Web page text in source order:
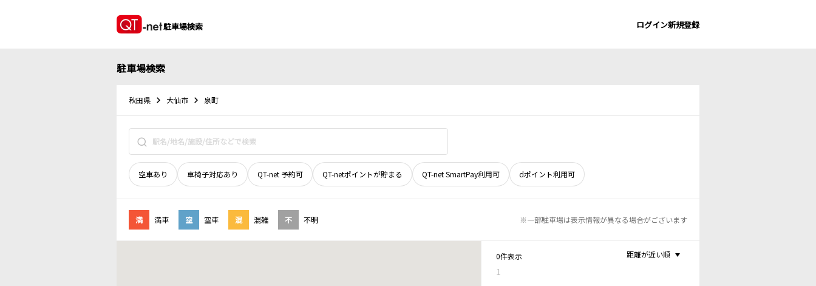
駐車場検索 ログイン新規登録
駐車場検索
秋田県 大仙市 泉町
空車あり 車椅子対応あり QT-net 予約可 QT-netポイントが貯まる QT-net SmartPay利用可 dポイント利用可
満 満車 空 空車 混 混雑 不 不明 ※一部駐車場は表示情報が異なる場合がございます
0件表示
1
距離が近い順